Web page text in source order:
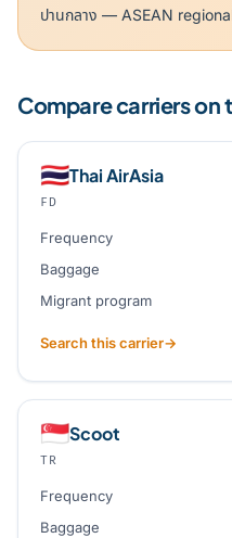
ปานกลาง — ASEAN
Compare carriers on
🇹🇭Thai AirAsia
FD
Frequency
Baggage
Migrant program
Search this carrier→
🇸🇬Scoot
TR
Frequency
Baggage